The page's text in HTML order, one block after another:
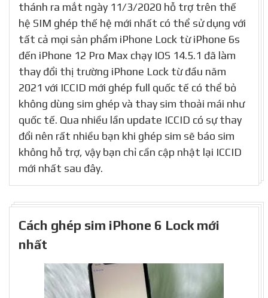
thánh ra mắt ngày 11/3/2020 hỗ trợ trên thế
hệ SIM ghép thế hệ mới nhất có thể sử dụng với
tất cả mọi sản phẩm iPhone Lock từ iPhone 6s
đến iPhone 12 Pro Max chạy IOS 14.5.1 đã làm
thay đổi thị trường iPhone Lock từ đầu năm
2021 với ICCID mới ghép full quốc tế có thể bỏ
không dùng sim ghép và thay sim thoải mái như
quốc tế. Qua nhiều lần update ICCID có sự thay
đổi nên rất nhiều bạn khi ghép sim sẽ báo sim
không hỗ trợ, vậy bạn chỉ cần cập nhật lại ICCID
mới nhất sau đây.
Cách ghép sim iPhone 6 Lock mới
nhất